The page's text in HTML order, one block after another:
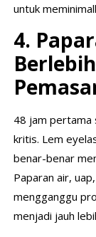
untuk
4.
48 jam pertama
kritis. Lem
benar-benar
Paparan air,
mengganggu
menjadi jauh